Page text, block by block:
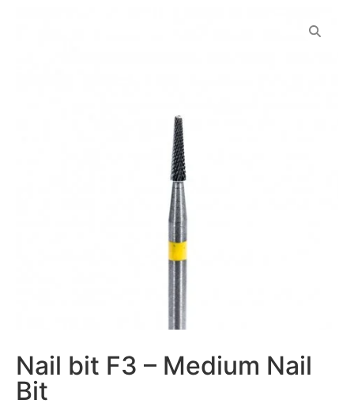
Nail bit F3 – Medium Nail
Bit